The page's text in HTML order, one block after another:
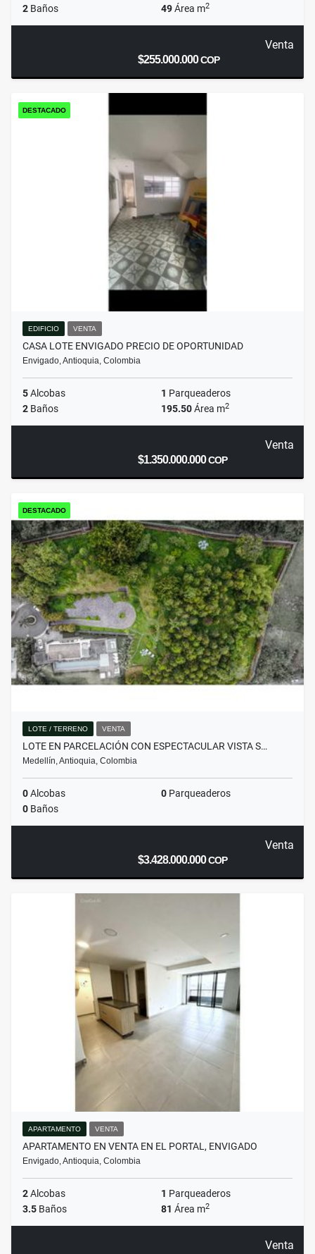
2 Baños 49Área m2
Venta
$255.000.000COP
DESTACADO
EDIFICIO VENTA
CASA LOTE ENVIGADO PRECIO DE OPORTUNIDAD
Envigado, Antioquia, Colombia
5Alcobas 1 Parqueaderos
2 Baños 195.50Área m2
Venta
$1.350.000.000COP
DESTACADO
LOTE / TERRENO VENTA
LOTE EN PARCELACIÓN CON ESPECTACULAR VISTA S…
Medellín, Antioquia, Colombia
0Alcobas 0 Parqueaderos
0 Baños
Venta
$3.428.000.000COP
APARTAMENTO VENTA
APARTAMENTO EN VENTA EN EL PORTAL, ENVIGADO
Envigado, Antioquia, Colombia
2Alcobas 1 Parqueaderos
3.5 Baños 81 Área m2
Venta